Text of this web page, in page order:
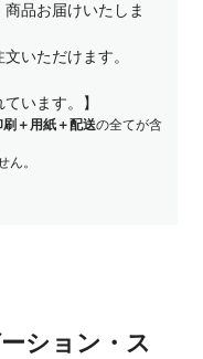
品お届けいたしま
いただけます。
います。】
＋用紙＋配送の全てが含
ん。
ション・ス